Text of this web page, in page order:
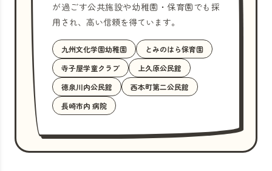
が過ごす公共施設や幼稚園・保育園でも採
用され、高い信頼を得ています。
九州文化学園幼稚園
とみのはら保育園
寺子屋学童クラブ
上久原公民館
徳泉川内公民館
西本町第二公民館
長崎市内 病院